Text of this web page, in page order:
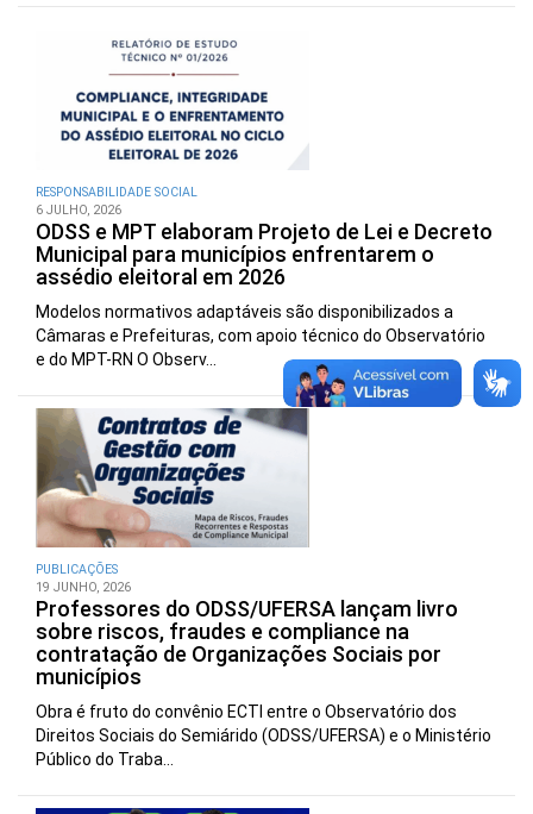
RESPONSABILIDADE SOCIAL
6 JULHO, 2026
ODSS e MPT elaboram Projeto de Lei e Decreto
Municipal para municípios enfrentarem o
assédio eleitoral em 2026
Modelos normativos adaptáveis são disponibilizados a
Câmaras e Prefeituras, com apoio técnico do Observatório
e do MPT-RN O Observ...
PUBLICAÇÕES
19 JUNHO, 2026
Professores do ODSS/UFERSA lançam livro
sobre riscos, fraudes e compliance na
contratação de Organizações Sociais por
municípios
Obra é fruto do convênio ECTI entre o Observatório dos
Direitos Sociais do Semiárido (ODSS/UFERSA) e o Ministério
Público do Traba...